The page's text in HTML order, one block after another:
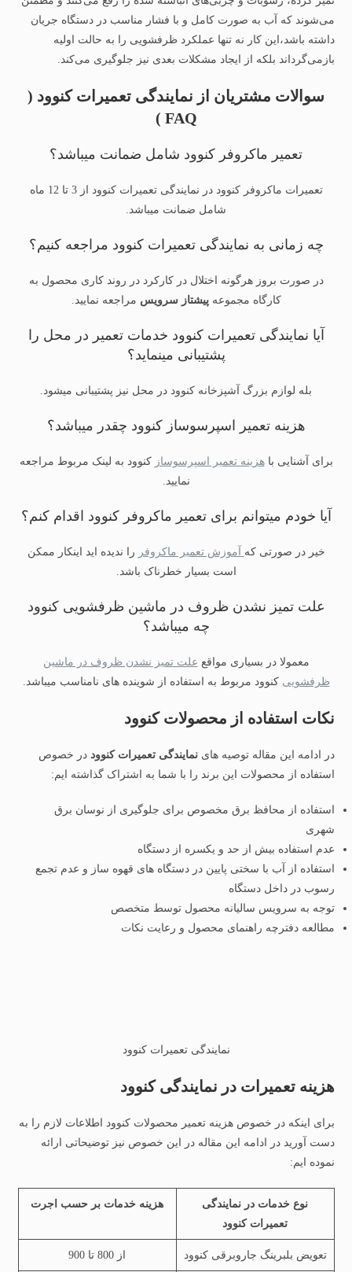
می‌شوند که آب به‌ صورت کامل و با فشار مناسب در دستگاه جریان
داشته باشد،این کار نه تنها عملکرد ظرفشویی را به حالت اولیه
بازمی‌گرداند بلکه از ایجاد مشکلات بعدی نیز جلوگیری می‌کند.
سوالات مشتریان از نمایندگی تعمیرات کنوود (
FAQ )
تعمیر ماکروفر کنوود شامل ضمانت میباشد؟
تعمیرات ماکروفر کنوود در نمایندگی تعمیرات کنوود از 3 تا 12 ماه
شامل ضمانت میباشد.
چه زمانی به نمایندگی تعمیرات کنوود مراجعه کنیم؟
در صورت بروز هرگونه اختلال در کارکرد در روند کاری محصول به
کارگاه مجموعهپیشتاز سرویس مراجعه نمایید.
آیا نمایندگی تعمیرات کنوود خدمات تعمیر در محل را
پشتیبانی مینماید؟
بله لوازم بزرگ آشپزخانه کنوود در محل نیز پشتیبانی میشود.
هزینه تعمیر اسپرسوساز کنوود چقدر میباشد؟
برای آشنایی باهزینه تعمیر اسپرسوساز کنوود به لینک مربوط مراجعه
نمایید.
آیا خودم میتوانم برای تعمیر ماکروفر کنوود اقدام کنم؟
خیر در صورتی که آموزش تعمیر ماکروفر را ندیده اید اینکار ممکن
است بسیار خطرناک باشد.
علت تمیز نشدن ظروف در ماشین ظرفشویی کنوود
چه میباشد؟
معمولا در بسیاری مواقع علت تمیز نشدن ظروف در ماشین
ظرفشویی کنوود مربوط به استفاده از شوینده های نامناسب میباشد.
نکات استفاده از محصولات کنوود
در ادامه این مقاله توصیه های نمایندگی تعمیرات کنوود در خصوص
استفاده از محصولات این برند را با شما به اشتراک گذاشته ایم:
استفاده از محافظ برق مخصوص برای جلوگیری از نوسان برق
شهری
عدم استفاده بیش از حد و یکسره از دستگاه
استفاده از آب با سختی پایین در دستگاه های قهوه ساز و عدم تجمع
رسوب در داخل دستگاه
توجه به سرویس سالیانه محصول توسط متخصص
مطالعه دفترچه راهنمای محصول و رعایت نکات
نمایندگی تعمیرات کنوود
هزینه تعمیرات در نمایندگی کنوود
برای اینکه در خصوص هزینه تعمیر محصولات کنوود اطلاعات لازم را به
دست آورید در ادامه این مقاله در این خصوص نیز توضیحاتی ارائه
نموده ایم:
نوع خدمات در نمایندگی
تعمیرات کنوود
هزینه خدمات بر حسب اجرت
تعویض بلبرینگ جاروبرقی کنوود از 800 تا 900